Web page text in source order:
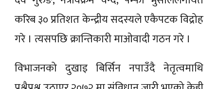
करिब ३० प्रतिशत केन्द्रीय सदस्यले एकैपटक विद्रोह
गरे । त्यसपछि क्रान्तिकारी माओवादी गठन गरे ।
विभाजनको दुखाइ बिर्सिन नपाउँदै नेतृत्वमाथि